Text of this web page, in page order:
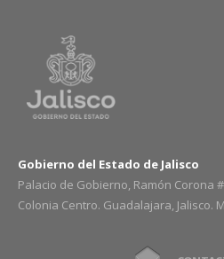
Gobierno del Estado de Jalisco
Palacio de Gobierno, Ramón Corona
Colonia Centro. Guadalajara, Jalisco.